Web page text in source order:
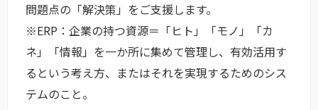
問題点の「解決策」をご支援します。
※ERP：企業の持つ資源＝「ヒト」「モノ」「カ
ネ」「情報」を一か所に集めて管理し、有効活用す
るという考え方、またはそれを実現するためのシス
テムのこと。